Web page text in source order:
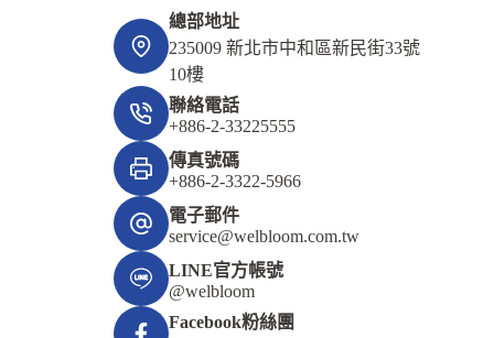
總部地址
235009 新北市中和區新民街33號
10樓
聯絡電話
+886-2-33225555
傳真號碼
+886-2-3322-5966
電子郵件
service@welbloom.com.tw
LINE官方帳號
@welbloom
Facebook粉絲團